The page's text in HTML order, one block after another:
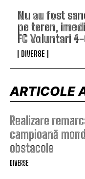
Nu au fost
pe teren,
FC Voluntari
DIVERSE
ARTICOLE
Realizare
campioană
obstacole
DIVERSE